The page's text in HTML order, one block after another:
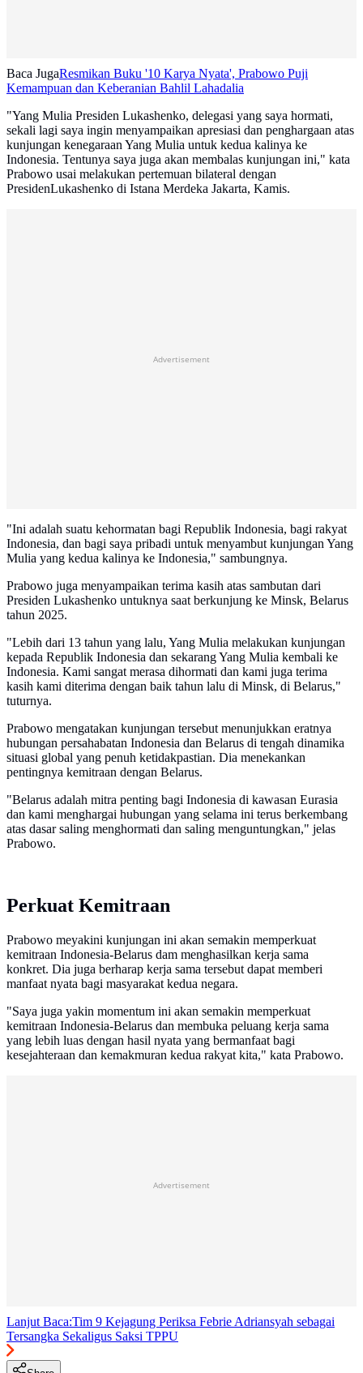
Baca JugaResmikan Buku '10 Karya Nyata', Prabowo Puji
Kemampuan dan Keberanian Bahlil Lahadalia
"Yang Mulia Presiden Lukashenko, delegasi yang saya hormati,
sekali lagi saya ingin menyampaikan apresiasi dan penghargaan atas
kunjungan kenegaraan Yang Mulia untuk kedua kalinya ke
Indonesia. Tentunya saya juga akan membalas kunjungan ini," kata
Prabowo usai melakukan pertemuan bilateral dengan
PresidenLukashenko di Istana Merdeka Jakarta, Kamis.
Advertisement
"Ini adalah suatu kehormatan bagi Republik Indonesia, bagi rakyat
Indonesia, dan bagi saya pribadi untuk menyambut kunjungan Yang
Mulia yang kedua kalinya ke Indonesia," sambungnya.
Prabowo juga menyampaikan terima kasih atas sambutan dari
Presiden Lukashenko untuknya saat berkunjung ke Minsk, Belarus
tahun 2025.
"Lebih dari 13 tahun yang lalu, Yang Mulia melakukan kunjungan
kepada Republik Indonesia dan sekarang Yang Mulia kembali ke
Indonesia. Kami sangat merasa dihormati dan kami juga terima
kasih kami diterima dengan baik tahun lalu di Minsk, di Belarus,"
tuturnya.
Prabowo mengatakan kunjungan tersebut menunjukkan eratnya
hubungan persahabatan Indonesia dan Belarus di tengah dinamika
situasi global yang penuh ketidakpastian. Dia menekankan
pentingnya kemitraan dengan Belarus.
"Belarus adalah mitra penting bagi Indonesia di kawasan Eurasia
dan kami menghargai hubungan yang selama ini terus berkembang
atas dasar saling menghormati dan saling menguntungkan," jelas
Prabowo.
Perkuat Kemitraan
Prabowo meyakini kunjungan ini akan semakin memperkuat
kemitraan Indonesia-Belarus dam menghasilkan kerja sama
konkret. Dia juga berharap kerja sama tersebut dapat memberi
manfaat nyata bagi masyarakat kedua negara.
"Saya juga yakin momentum ini akan semakin memperkuat
kemitraan Indonesia-Belarus dan membuka peluang kerja sama
yang lebih luas dengan hasil nyata yang bermanfaat bagi
kesejahteraan dan kemakmuran kedua rakyat kita," kata Prabowo.
Advertisement
Lanjut Baca:Tim 9 Kejagung Periksa Febrie Adriansyah sebagai
Tersangka Sekaligus Saksi TPPU